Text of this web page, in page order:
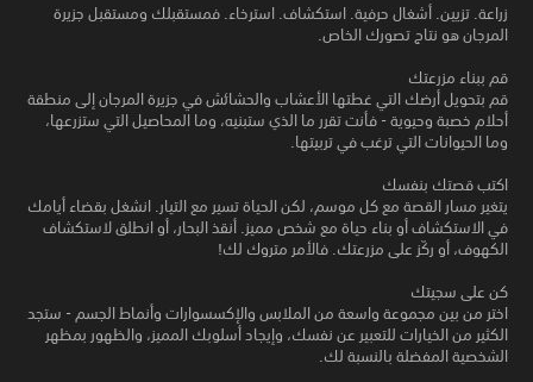
زراعة. تزيين. أشغال حرفية. استكشاف. استرخاء. فمستقبلك ومستقبل جزيرة
المرجان هو نتاج تصورك الخاص.
قم ببناء مزرعتك
قم بتحويل أرضك التي غطتها الأعشاب والحشائش في جزيرة المرجان إلى منطقة
أحلام خصبة وحيوية - فأنت تقرر ما الذي ستبنيه، وما المحاصيل التي ستزرعها،
وما الحيوانات التي ترغب في تربيتها.
اكتب قصتك بنفسك
يتغير مسار القصة مع كل موسم، لكن الحياة تسير مع التيار. انشغل بقضاء أيامك
في الاستكشاف أو بناء حياة مع شخص مميز. أنقذ البحار، أو انطلق لاستكشاف
الكهوف، أو ركّز على مزرعتك. فالأمر متروك لك!
كن على سجيتك
اختر من بين مجموعة واسعة من الملابس والإكسسوارات وأنماط الجسم - ستجد
الكثير من الخيارات للتعبير عن نفسك، وإيجاد أسلوبك المميز، والظهور بمظهر
الشخصية المفضلة بالنسبة لك.